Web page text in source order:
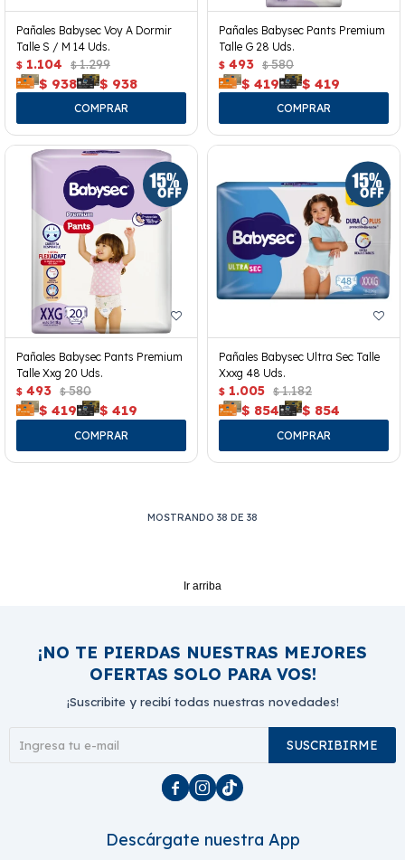
Pañales Babysec Voy A Dormir
Talle S / M 14 Uds.
$ 1.104 $ 1.299
$ 938 $ 938
Pañales Babysec Pants Premium
Talle G 28 Uds.
$ 493 $ 580
$ 419 $ 419
Pañales Babysec Pants Premium
Talle Xxg 20 Uds.
$ 493 $ 580
$ 419 $ 419
Pañales Babysec Ultra Sec Talle
Xxxg 48 Uds.
$ 1.005 $ 1.182
$ 854 $ 854
MOSTRANDO 38 DE 38
Ir arriba
¡NO TE PIERDAS NUESTRAS MEJORES
OFERTAS SOLO PARA VOS!
¡Suscribite y recibí todas nuestras novedades!
SUSCRIBIRME
  
Descárgate nuestra App